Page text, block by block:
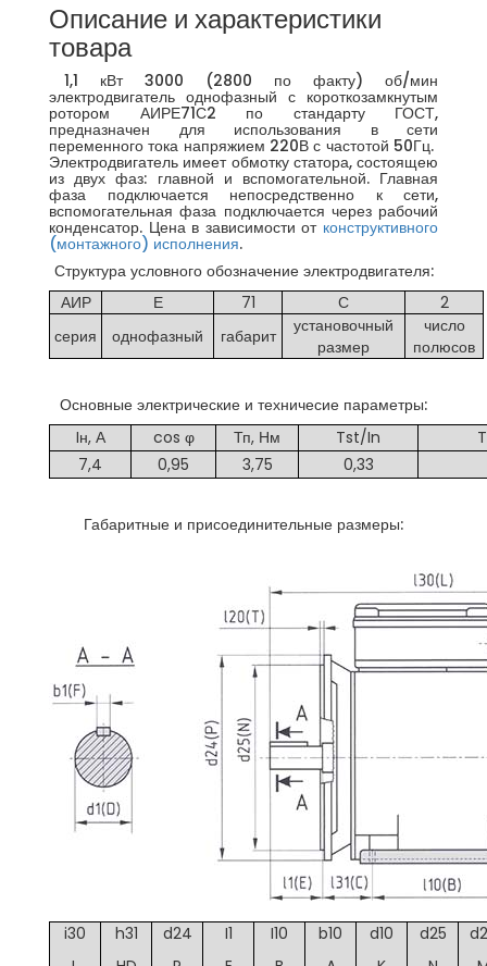
Описание и характеристики
товара
1,1 кВт 3000 (2800 по факту) об/мин
электродвигатель однофазный с короткозамкнутым
ротором АИРЕ71С2 по стандарту ГОСТ,
предназначен для использования в сети
переменного тока напряжием 220В с частотой 50Гц.
Электродвигатель имеет обмотку статора, состоящею
из двух фаз: главной и вспомогательной. Главная
фаза подключается непосредственно к сети,
вспомогательная фаза подключается через рабочий
конденсатор. Цена в зависимости от конструктивного
(монтажного) исполнения.
Структура условного обозначение электродвигателя:
АИР
Е 71 С
2
серия
однофазный габарит
установочный
размер
число
полюсов
Основные электрические и техничесие параметры:
Iн, А
cos φ Тп, Нм Tst/In
7,4
0,95 3,75 0,33
Габаритные и присоединительные размеры:
i30
h31
d24
I1
I10
b10
d10
d25